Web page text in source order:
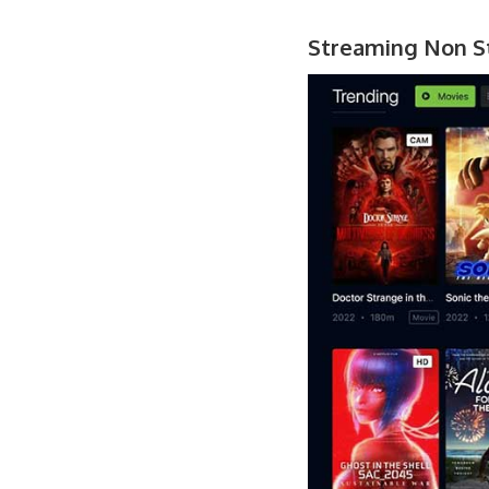
Streaming Non